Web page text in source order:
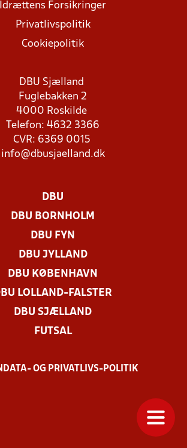
Idrættens Forsikringer
Privatlivspolitik
Cookiepolitik
DBU Sjælland
Fuglebakken 2
4000 Roskilde
Telefon: 4632 3366
CVR: 6369 0015
info@dbusjaelland.dk
DBU
DBU BORNHOLM
DBU FYN
DBU JYLLAND
DBU KØBENHAVN
LOLLAND-FALSTER
DBU SJÆLLAND
FUTSAL
OG PRIVATLIVS-POLITIK